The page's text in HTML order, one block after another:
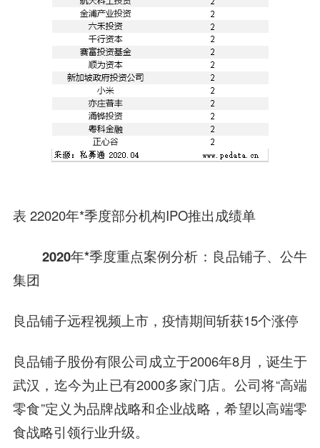
表 22020年*季度部分机构IPO推出成绩单
2020年*季度重点案例分析： 良品铺子、公牛
集团
良品铺子远程视频上市，疫情期间斩获15个涨停
良品铺子股份有限公司成立于2006年8月，诞生于
武汉，迄今为止已有2000多家门店。公司将“高端
零食”定义为品牌战略和企业战略，希望以高端零
食战略引领行业升级。